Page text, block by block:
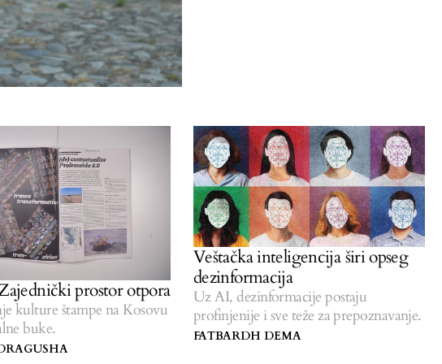
prostor otpora
kulture štampe na Kosovu
buke.
Veštačka inteligencija širi opseg
dezinformacija
Uz AI, dezinformacije postaju
profinjenije i sve teže za prepoznavanje.
FATBARDH DEMA